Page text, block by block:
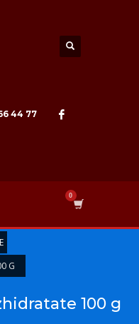
44 77
G
100 g